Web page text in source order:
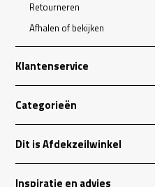
Retourneren
Afhalen of bekijken
Klantenservice
Categorieën
Dit is Afdekzeilwinkel
Inspiratie en advies